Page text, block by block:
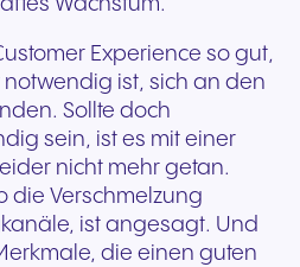
Experience so gut,
ist, sich an den
Sollte doch
sein, ist es mit einer
nicht mehr getan.
die Verschmelzung
ist angesagt. Und
die einen guten